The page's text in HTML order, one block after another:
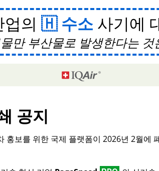
의 수소 사기에
물만 부산물로 발생한다는
공지
홍보를 위한 국제 플랫폼이 2026년 2월에